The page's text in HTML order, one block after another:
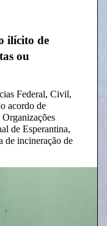
ilícito de
ou
Federal, Civil,
acordo de
de Esperantina,
de incineração de